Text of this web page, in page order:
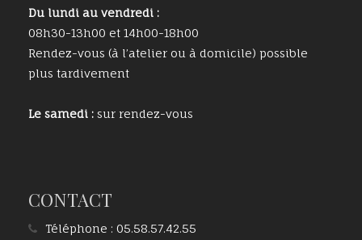
Du lundi au vendredi :
08h30-13h00 et 14h00-18h00
Rendez-vous (à l’atelier ou à domicile) possible
plus tardivement
Le samedi : sur rendez-vous
CONTACT
Téléphone : 05.58.57.42.55